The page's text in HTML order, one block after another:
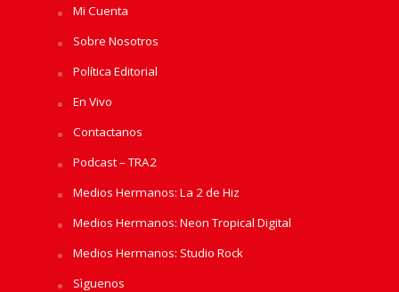
Mi Cuenta
Sobre Nosotros
Política Editorial
En Vivo
Contactanos
Podcast – TRA2
Medios Hermanos: La 2 de Hiz
Medios Hermanos: Neon Tropical Digital
Medios Hermanos: Studio Rock
Sìguenos